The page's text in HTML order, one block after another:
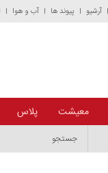
آرشیو پیوند ها آب و هوا
معیشت پلاس